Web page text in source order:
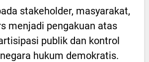
stakeholder, masyarakat,
menjadi pengakuan atas
publik dan kontrol
hukum demokratis.